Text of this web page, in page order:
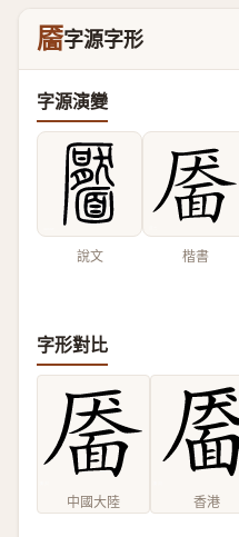
靥字源字形
字源演變
說文 楷書
字形對比
中國大陸 香港